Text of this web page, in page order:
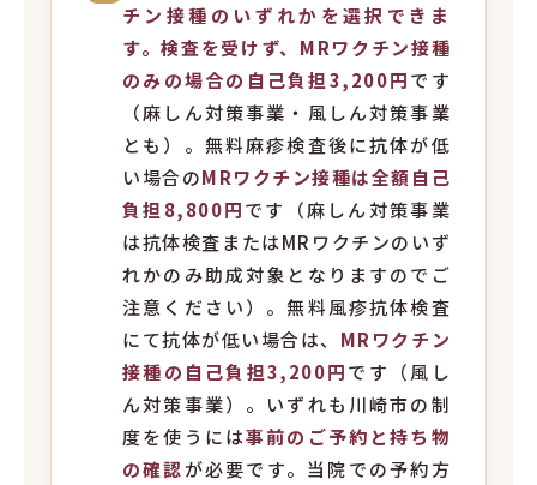
チン接種のいずれかを選択できま
す。検査を受けず、MRワクチン接種
のみの場合の自己負担3,200円です
（麻しん対策事業・風しん対策事業
とも）。無料麻疹検査後に抗体が低
い場合のMRワクチン接種は全額自己
負担8,800円です（麻しん対策事業
は抗体検査またはMRワクチンのいず
れかのみ助成対象となりますのでご
注意ください）。無料風疹抗体検査
にて抗体が低い場合は、 MRワクチン
接種の自己負担3,200円です（風し
ん対策事業）。いずれも川崎市の制
度を使うには事前のご予約と持ち物
の確認が必要です。当院での予約方